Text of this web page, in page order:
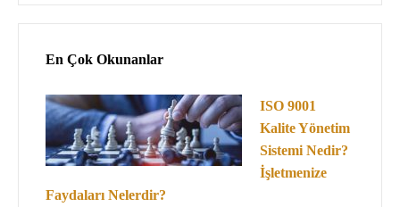
En Çok Okunanlar
ISO 9001
Kalite Yönetim
Sistemi Nedir?
İşletmenize
Faydaları Nelerdir?